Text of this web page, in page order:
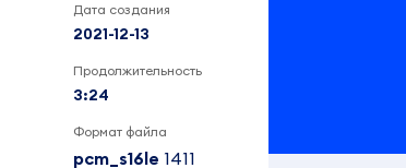
Дата создания
2021-12-13
Продолжительность
3:24
Формат файла
pcm_s16le 1411